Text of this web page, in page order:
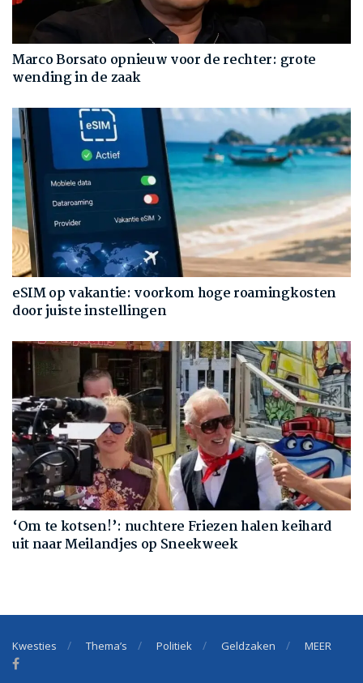
Marco Borsato opnieuw voor de rechter: grote
wending in de zaak
eSIM op vakantie: voorkom hoge roamingkosten
door juiste instellingen
‘Om te kotsen!’: nuchtere Friezen halen keihard
uit naar Meilandjes op Sneekweek
Kwesties Thema’s Politiek Geldzaken MEER